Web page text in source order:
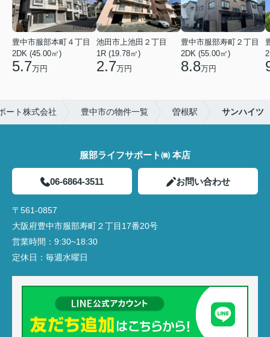
豊中市服部本町４丁目
2DK (45.00㎡)
5.7万円
池田市上池田２丁目
1R (19.78㎡)
2.7万円
豊中市服部寿町２丁目
2DK (55.00㎡)
8.8万円
ート株式会社 豊中市の物件一覧 曽根駅 サンハイツ
服部ライフサポート㈱ 本店
06-6864-3511 お問い合わせ
〒561-0857
大阪府豊中市服部寿町２丁目17番20号
営業時間： 9:30~18:30
定休日： 毎週水曜日